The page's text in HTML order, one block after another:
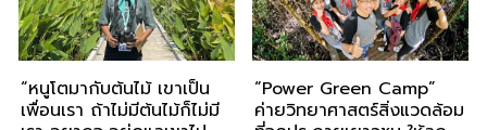
“หนูโตมากับต้นไม้ เขาเป็น
เพื่อนเรา ถ้าไม่มีต้นไม้ก็ไม่มี
“Power Green Camp”
ค่ายวิทยาศาสตร์สิ่งแวดล้อม